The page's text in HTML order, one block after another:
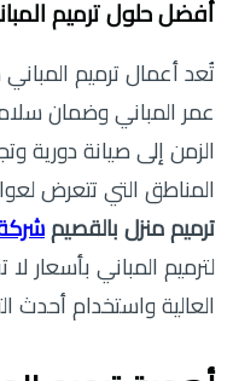
أفضل حلول ترميم
تُعد أعمال ترميم
عمر المباني وضمان
الزمن إلى صيانة دورية
المناطق التي تتعرض
ترميم منزل بالقصيم
لترميم المباني بأسعار
العالية واستخدام أحدث